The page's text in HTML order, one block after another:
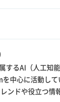
するAI（人工知能
中心に活動して
ンドや役立つ情